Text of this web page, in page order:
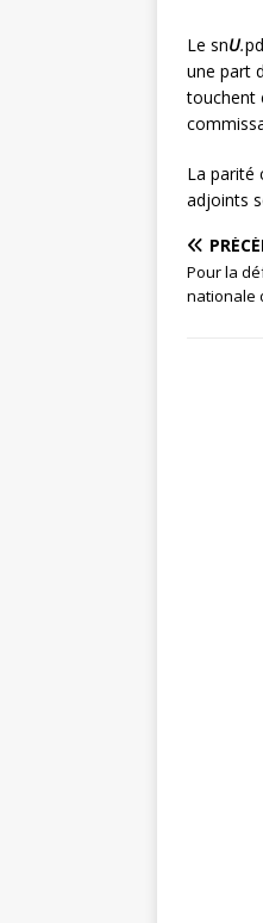
Le snU.
une part
touchent
La parité
adjoints
Pour la
nationale